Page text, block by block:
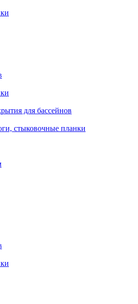
для бассейнов
стыковочные планки